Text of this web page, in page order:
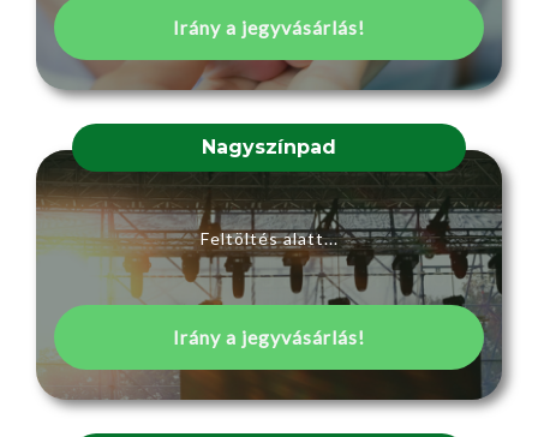
Irány a jegyvásárlás!
Nagyszínpad
Feltöltés alatt...
Irány a jegyvásárlás!